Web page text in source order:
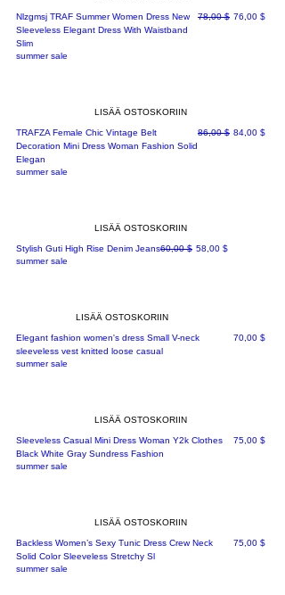
Nlzgmsj TRAF Summer Women Dress New
Sleeveless Elegant Dress With Waistband
Slim
Normaali hinta
78,00 $ Alehinta
76,00 $
summer sale
LISÄÄ OSTOSKORIIN
TRAFZA Female Chic Vintage Belt
Decoration Mini Dress Woman Fashion Solid
Elegan
Normaali hinta
86,00 $ Alehinta
84,00 $
summer sale
LISÄÄ OSTOSKORIIN
Stylish Guti High Rise Denim JeansNormaali hinta
60,00 $ Alehinta
58,00 $
summer sale
LISÄÄ OSTOSKORIIN
Elegant fashion women's dress Small V-neck
sleeveless vest knitted loose casual
Hinta
70,00 $
summer sale
LISÄÄ OSTOSKORIIN
Sleeveless Casual Mini Dress Woman Y2k Clothes
Black White Gray Sundress Fashion
Hinta
75,00 $
summer sale
LISÄÄ OSTOSKORIIN
Backless Women’s Sexy Tunic Dress Crew Neck
Solid Color Sleeveless Stretchy Sl
Hinta
75,00 $
summer sale